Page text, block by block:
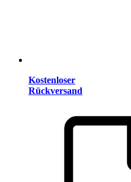
Kostenloser
Rückversand